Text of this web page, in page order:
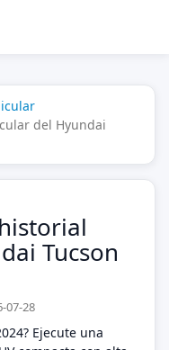
del Hyundai
Tucson
07-28
Ejecute una